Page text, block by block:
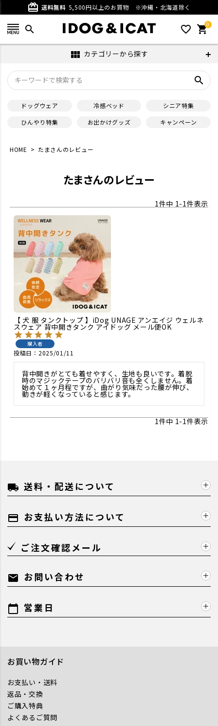
card_giftcard 送料無料 5,500円以上のお買物 ※沖縄・北海道除く
search favorite_outline 0
shopping_cart
view_module カテゴリーから探す
search
ドッグウェア 冷感ベッド
シニア特集
ひんやり特集
お出かけグッズ キャンペーン
HOME たまさんのレビュー
たまさんのレビュー
1件中 1-1件表示
【 犬 服 タンクトップ 】iDog UNAGE アンエイジ ウェルネ
スウェア 背中開きタンク アイドッグ メール便OK
購入者
投稿日 2025/01/11
背中開きがとても着せやすく、生地も良いです。着脱
時のマジックテープのバリバリ音も全くしません。着
始めて１ヶ月程ですが、曲がり気味だった腰が伸び、
動きが軽くなっていると感じます。
1件中 1-1件表示
local_shipping 送料・配送について
payment お支払い方法について
ご注文確認メール
mail お問い合わせ
calendar_today 営業日
お買い物ガイド
お支払い・送料
返品・交換
ご購入特典
よくあるご質問